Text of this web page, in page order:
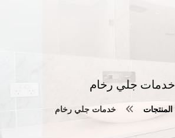
خدمات جلي رخام
المنتجات خدمات جلي رخام